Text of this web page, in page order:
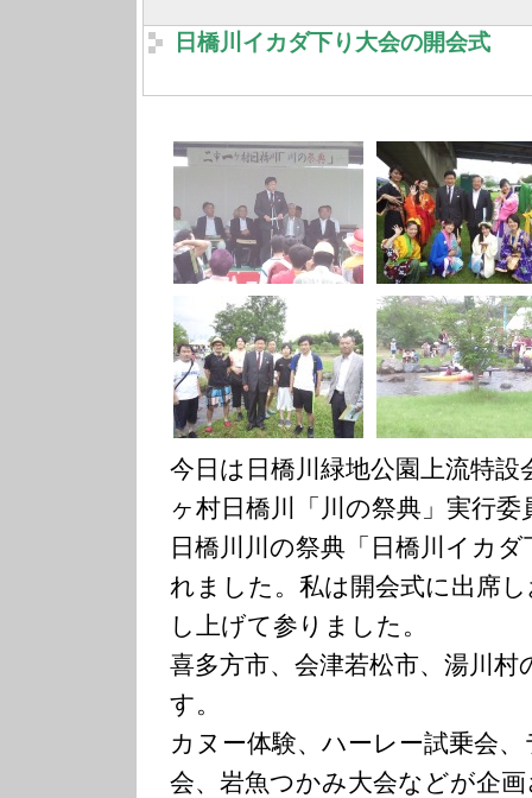
日橋川イカダ下り大会の開会式
今日は日橋川緑地公園上流特
ヶ村日橋川「川の祭典」実行
日橋川川の祭典「日橋川イカ
れました。私は開会式に出席
し上げて参りました。
喜多方市、会津若松市、湯川
す。
カヌー体験、ハーレー試乗会
会、岩魚つかみ大会などが企